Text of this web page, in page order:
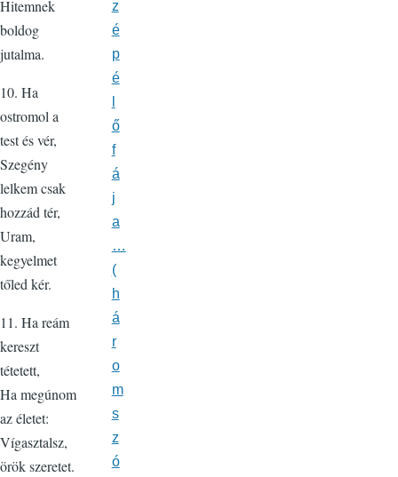
Hitemnek
boldog
jutalma.
10. Ha
ostromol a
test és vér,
Szegény
lelkem csak
hozzád tér,
Uram,
kegyelmet
tőled kér.
11. Ha reám
kereszt
tétetett,
Ha megúnom
az életet:
Vígasztalsz,
örök szeretet.
z
é
p
é
ő
f
á
j
a
…
(
h
á
r
o
m
s
z
ó